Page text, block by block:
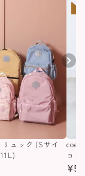
ュック (Sサイ
ョ
¥